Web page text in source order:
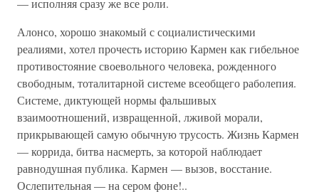
— исполняя сразу же все роли.
Алонсо, хорошо знакомый с социалистическими
реалиями, хотел прочесть историю Кармен как гибельное
противостояние своевольного человека, рожденного
свободным, тоталитарной системе всеобщего раболепия.
Системе, диктующей нормы фальшивых
взаимоотношений, извращенной, лживой морали,
прикрывающей самую обычную трусость. Жизнь Кармен
— коррида, битва насмерть, за которой наблюдает
равнодушная публика. Кармен — вызов, восстание.
Ослепительная — на сером фоне!..